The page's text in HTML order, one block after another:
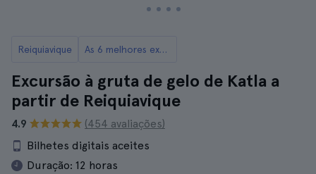
Reiquiavique As 6 melhores excursões às grutas de gelo a partir de Reiquiavique
Excursão à gruta de gelo de Katla a
partir de Reiquiavique
4.9
(454 avaliações)
Bilhetes digitais aceites
Duração: 12 horas